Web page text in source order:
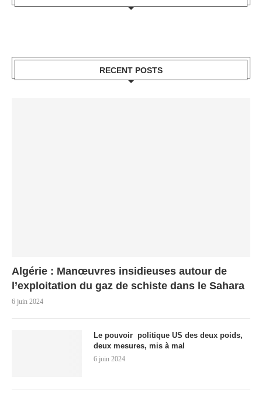
RECENT POSTS
Algérie : Manœuvres insidieuses autour de
l’exploitation du gaz de schiste dans le Sahara
6 juin 2024
Le pouvoir politique US des deux poids,
deux mesures, mis à mal
6 juin 2024